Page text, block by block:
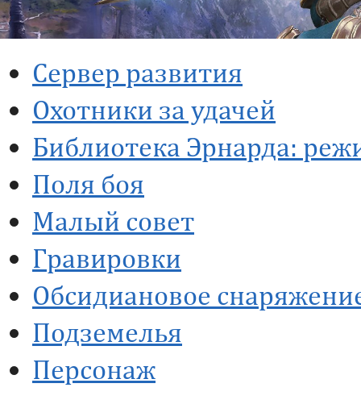
Сервер развития
Охотники за удачей
Библиотека Эрнарда:
Поля боя
Малый совет
Гравировки
Обсидиановое
Подземелья
Персонаж